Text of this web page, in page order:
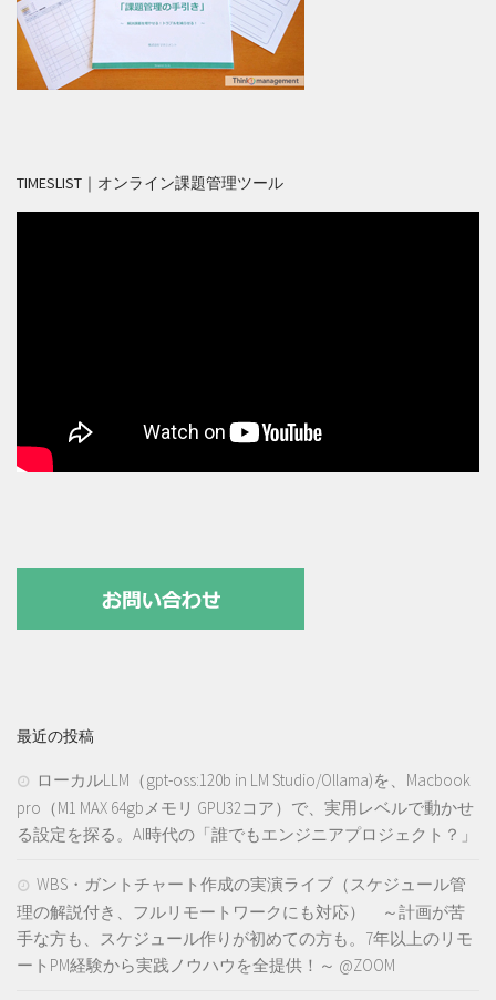
TIMESLIST｜オンライン課題管理ツール
最近の投稿
ローカルLLM（gpt-oss:120b in LM Studio/Ollama)を、Macbook
pro（M1 MAX 64gbメモリ GPU32コア）で、実用レベルで動かせ
る設定を探る。AI時代の「誰でもエンジニアプロジェクト？」
WBS・ガントチャート作成の実演ライブ（スケジュール管
理の解説付き、フルリモートワークにも対応） ～計画が苦
手な方も、スケジュール作りが初めての方も。7年以上のリモ
ートPM経験から実践ノウハウを全提供！～ @ZOOM